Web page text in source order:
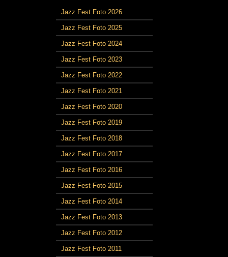
Jazz Fest Foto 2026
Jazz Fest Foto 2025
Jazz Fest Foto 2024
Jazz Fest Foto 2023
Jazz Fest Foto 2022
Jazz Fest Foto 2021
Jazz Fest Foto 2020
Jazz Fest Foto 2019
Jazz Fest Foto 2018
Jazz Fest Foto 2017
Jazz Fest Foto 2016
Jazz Fest Foto 2015
Jazz Fest Foto 2014
Jazz Fest Foto 2013
Jazz Fest Foto 2012
Jazz Fest Foto 2011